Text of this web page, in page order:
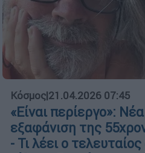
Κόσμος|21.04.2026 07:45
«Είναι περίεργο»:
εξαφάνιση της
- Τι λέει ο